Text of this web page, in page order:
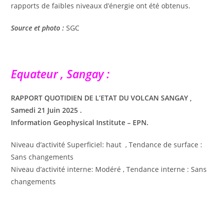
rapports de faibles niveaux d’énergie ont été obtenus.
Source et photo : SGC
Equateur , Sangay :
RAPPORT QUOTIDIEN DE L’ETAT DU VOLCAN SANGAY ,
Samedi 21 Juin 2025 .
Information Geophysical Institute – EPN.
Niveau d’activité Superficiel: haut , Tendance de surface :
Sans changements
Niveau d’activité interne: Modéré , Tendance interne : Sans
changements